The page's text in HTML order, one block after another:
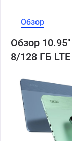
Обзор
Обзор
8/128 ГБ